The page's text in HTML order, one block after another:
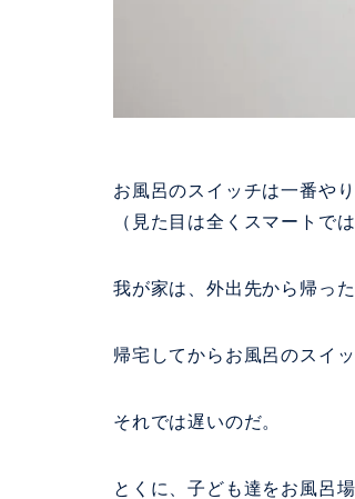
お風呂のスイッチは一番や
（見た目は全くスマートでは
我が家は、外出先から帰っ
帰宅してからお風呂のスイ
それでは遅いのだ。
とくに、子ども達をお風呂